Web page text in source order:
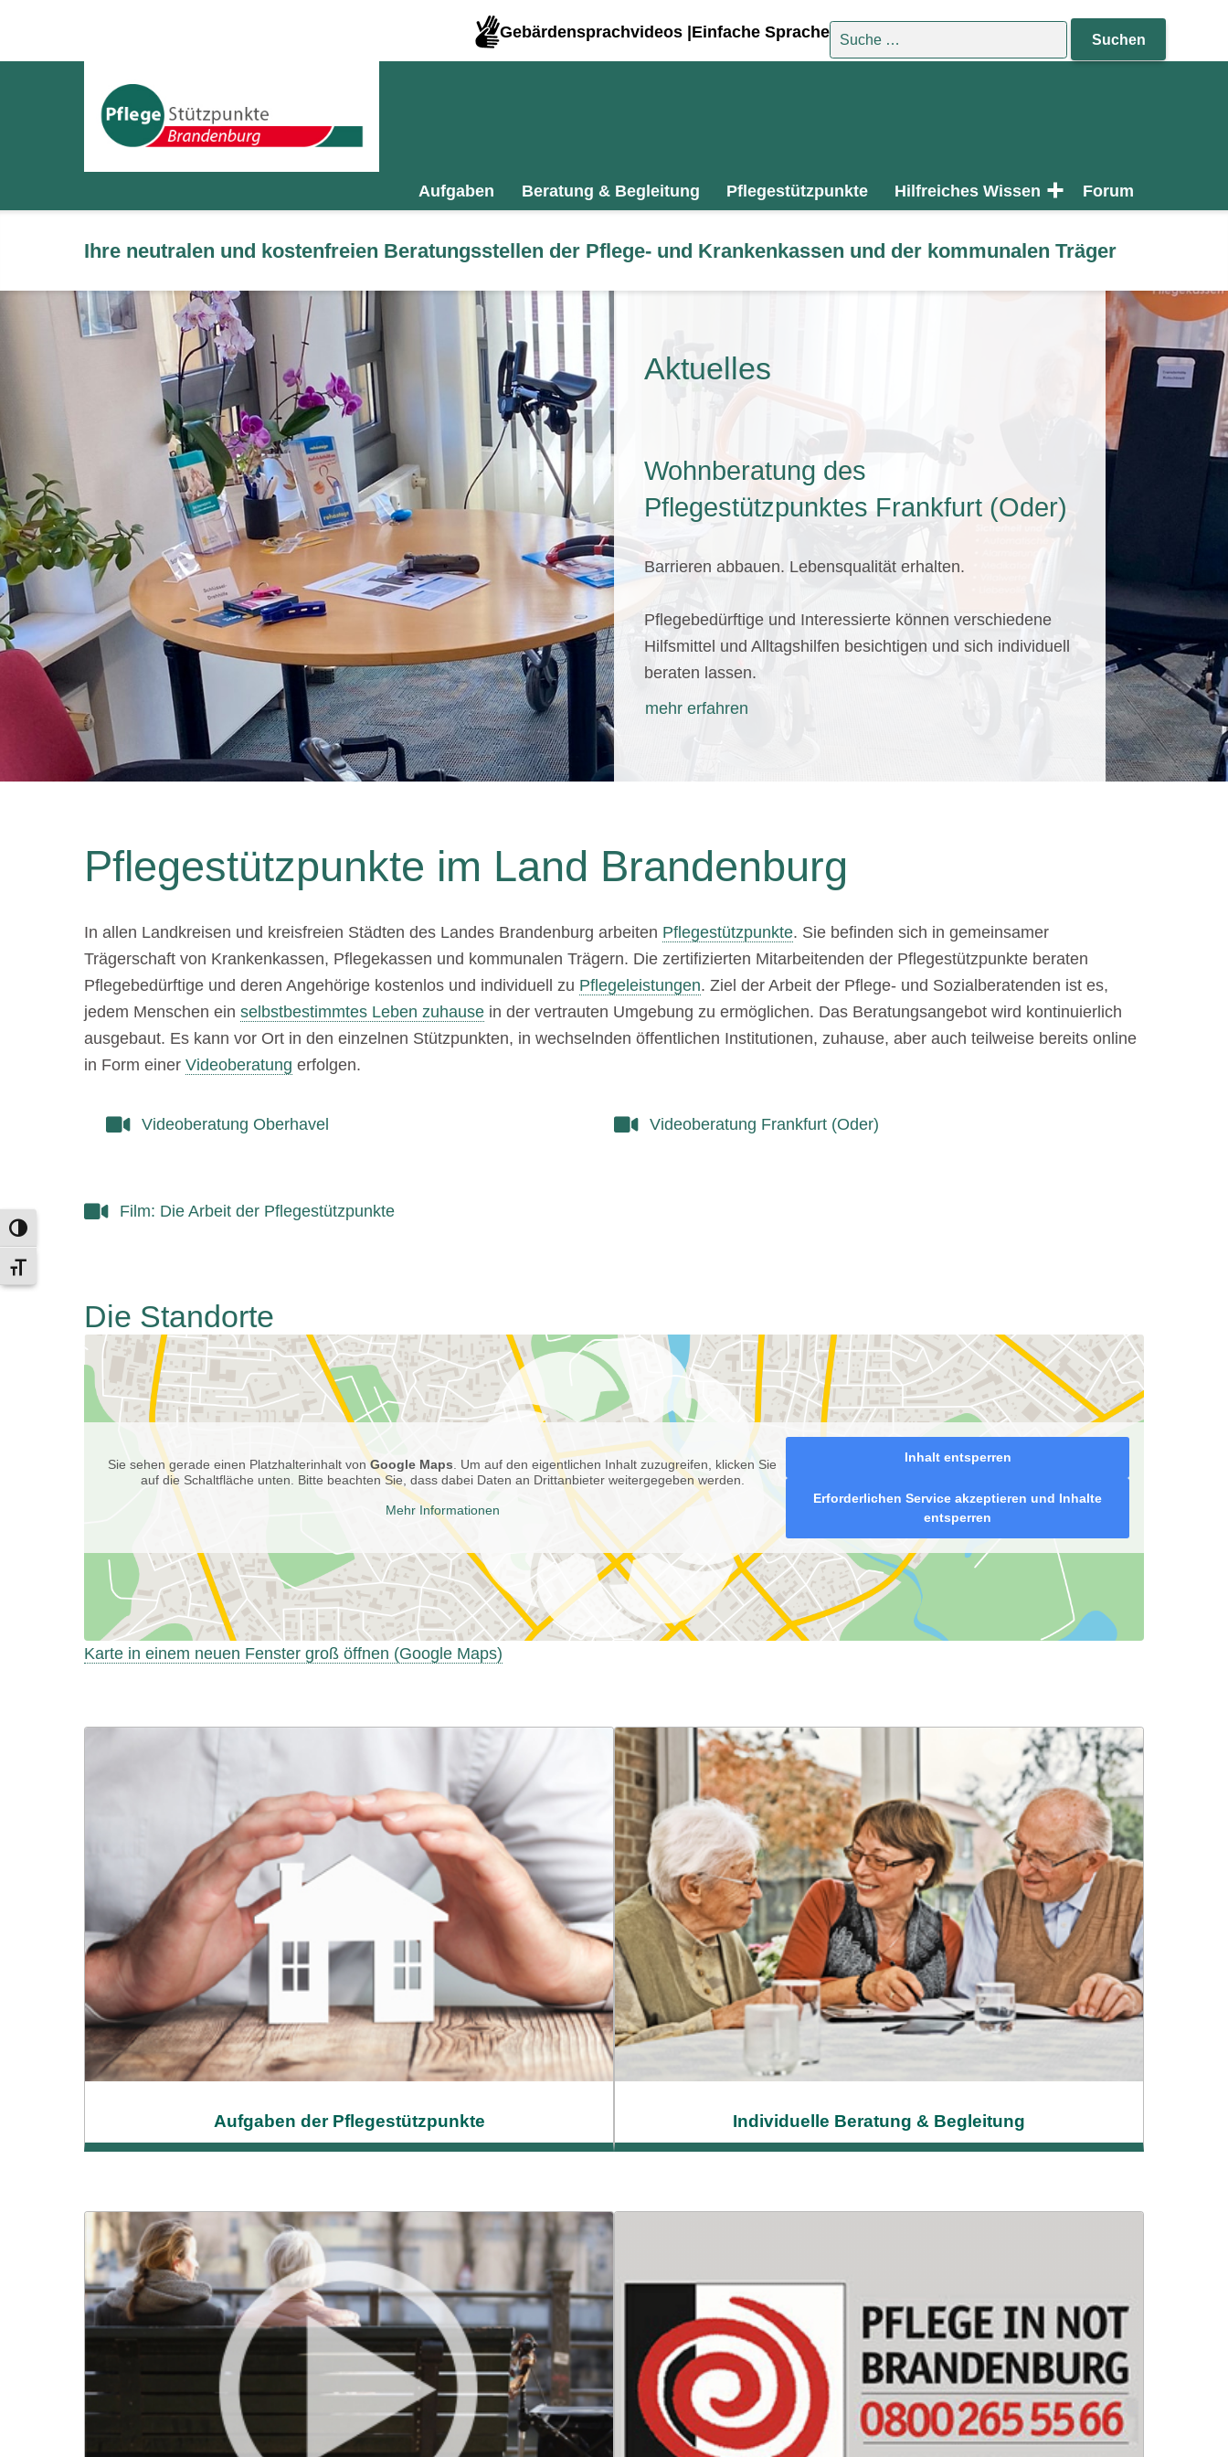
Umschalten auf hohe Kontraste
Schrift vergrößern
Gebärdensprachvideos |Einfache Sprache
Suche nach:
Aufgaben Beratung & Begleitung Pflegestützpunkte Hilfreiches Wissen Forum
Ihre neutralen und kostenfreien Beratungsstellen der Pflege- und Krankenkassen und der kommunalen Träger
Aktuelles
Wohnberatung des
Pflegestützpunktes Frankfurt (Oder)
Barrieren abbauen. Lebensqualität erhalten.
Pflegebedürftige und Interessierte können verschiedene
Hilfsmittel und Alltagshilfen besichtigen und sich individuell
beraten lassen.
mehr erfahren
Pflegestützpunkte im Land Brandenburg
In allen Landkreisen und kreisfreien Städten des Landes Brandenburg arbeiten Pflegestützpunkte. Sie befinden sich in gemeinsamer
Trägerschaft von Krankenkassen, Pflegekassen und kommunalen Trägern. Die zertifizierten Mitarbeitenden der Pflegestützpunkte beraten
Pflegebedürftige und deren Angehörige kostenlos und individuell zu Pflegeleistungen. Ziel der Arbeit der Pflege- und Sozialberatenden ist es,
jedem Menschen ein selbstbestimmtes Leben zuhause in der vertrauten Umgebung zu ermöglichen. Das Beratungsangebot wird kontinuierlich
ausgebaut. Es kann vor Ort in den einzelnen Stützpunkten, in wechselnden öffentlichen Institutionen, zuhause, aber auch teilweise bereits online
in Form einer Videoberatung erfolgen.
Videoberatung Oberhavel Videoberatung Frankfurt (Oder)
Film: Die Arbeit der Pflegestützpunkte
Die Standorte
Sie sehen gerade einen Platzhalterinhalt vonGoogle Maps . Um auf den eigentlichen Inhalt zuzugreifen, klicken Sie
auf die Schaltfläche unten. Bitte beachten Sie, dass dabei Daten an Drittanbieter weitergegeben werden.
Mehr Informationen
Inhalt entsperren
Erforderlichen Service akzeptieren und Inhalte
entsperren
Karte in einem neuen Fenster groß öffnen (Google Maps)
Aufgaben der Pflegestützpunkte Individuelle Beratung & Begleitung